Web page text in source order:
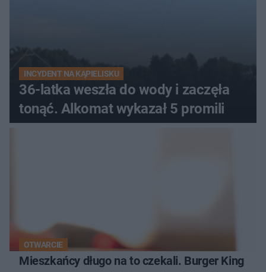
INCYDENT NA KĄPIELISKU
36-latka weszła do wody i zaczęła
tonąć. Alkomat wykazał 5 promili
OTWARCIE
Mieszkańcy długo na to czekali. Burger King